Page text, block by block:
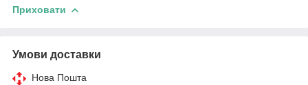
Приховати
Умови доставки
Нова Пошта